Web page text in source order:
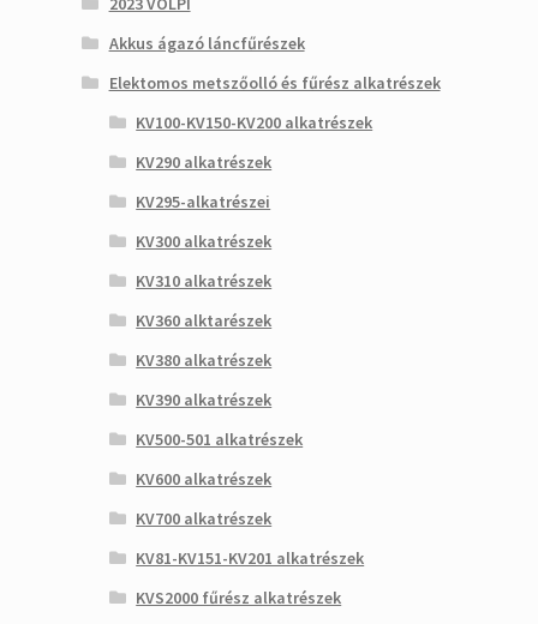
Akkus ágazó láncfűrészek
Elektomos metszőolló és fűrész alkatrészek
KV100-KV150-KV200 alkatrészek
KV290 alkatrészek
KV295-alkatrészei
KV300 alkatrészek
KV310 alkatrészek
KV360 alktarészek
KV380 alkatrészek
KV390 alkatrészek
KV500-501 alkatrészek
KV600 alkatrészek
KV700 alkatrészek
KV81-KV151-KV201 alkatrészek
KVS2000 fűrész alkatrészek